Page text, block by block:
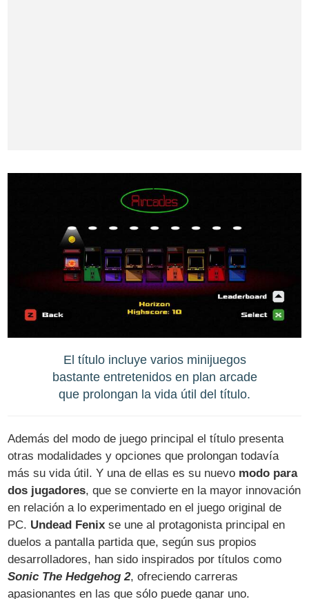
El título incluye varios minijuegos
bastante entretenidos en plan arcade
que prolongan la vida útil del título.
Además del modo de juego principal el título presenta
otras modalidades y opciones que prolongan todavía
más su vida útil. Y una de ellas es su nuevo modo para
dos jugadores, que se convierte en la mayor innovación
en relación a lo experimentado en el juego original de
PC. Undead Fenix se une al protagonista principal en
duelos a pantalla partida que, según sus propios
desarrolladores, han sido inspirados por títulos como
Sonic The Hedgehog 2, ofreciendo carreras
apasionantes en las que sólo puede ganar uno.